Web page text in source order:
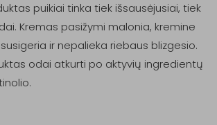
puikiai tinka tiek išsausėjusiai, tiek
Kremas pasižymi malonia, kremine
ir nepalieka riebaus blizgesio.
odai atkurti po aktyvių ingredientų